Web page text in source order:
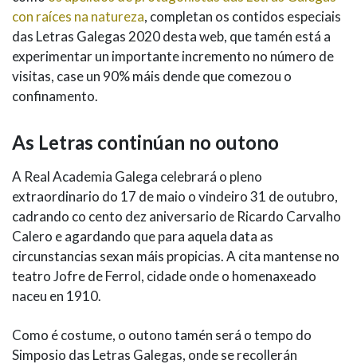
con raíces na natureza, completan os contidos especiais
das Letras Galegas 2020 desta web, que tamén está a
experimentar un importante incremento no número de
visitas, case un 90% máis dende que comezou o
confinamento.
As Letras continúan no outono
A Real Academia Galega celebrará o pleno
extraordinario do 17 de maio o vindeiro 31 de outubro,
cadrando co cento dez aniversario de Ricardo Carvalho
Calero e agardando que para aquela data as
circunstancias sexan máis propicias. A cita mantense no
teatro Jofre de Ferrol, cidade onde o homenaxeado
naceu en 1910.
Como é costume, o outono tamén será o tempo do
Simposio das Letras Galegas, onde se recollerán